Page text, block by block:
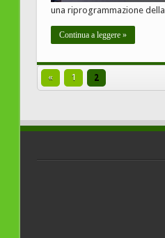
una riprogrammazione
Continua a leggere »
« 1 2